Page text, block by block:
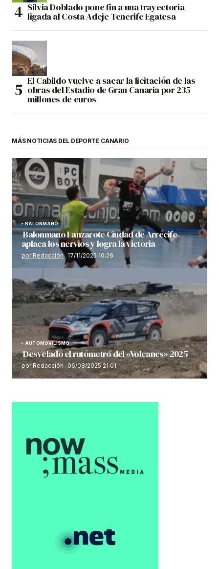
Silvia Doblado pone fin a una trayectoria
ligada al Costa Adeje Tenerife Egatesa
El Cabildo vuelve a sacar la licitación de las
obras del Estadio de Gran Canaria por 235
millones de euros
MÁS NOTICIAS DEL DEPORTE CANARIO
BALONMANO
Balonmano Lanzarote Ciudad de Arrecife
aplaca los nervios y logra la victoria
por Redacción 17/11/2025 10:26
AUTOMOVILISMO
Desvelado el rutómetro del «Volcanes» 2025
por Redacción 06/08/2025 21:01